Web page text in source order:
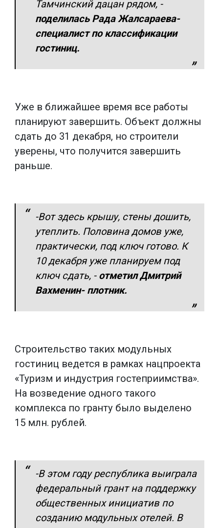
Тамчинский дацан рядом, -
поделилась Рада Жалсараева-
специалист по классификации
гостиниц.
Уже в ближайшее время все работы
планируют завершить. Объект должны
сдать до 31 декабря, но строители
уверены, что получится завершить
раньше.
-Вот здесь крышу, стены дошить,
утеплить. Половина домов уже,
практически, под ключ готово. К
10 декабря уже планируем под
ключ сдать, - отметил Дмитрий
Вахменин- плотник.
Строительство таких модульных
гостиниц ведется в рамках нацпроекта
«Туризм и индустрия гостеприимства».
На возведение одного такого
комплекса по гранту было выделено
15 млн. рублей.
-В этом году республика выиграла
федеральный грант на поддержку
общественных инициатив по
созданию модульных отелей. В